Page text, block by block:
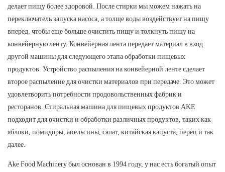
делает пищу более здоровой. После стирки мы можем нажать на
переключатель запуска насоса, а толще воды воздействует на пищу
вперед, чтобы еще больше очистить пищу и толкнуть пищу на
конвейерную ленту. Конвейерная лента передает материал в вход
другой машины для следующего этапа обработки пищевых
продуктов. Устройство распыления на конвейерной ленте сделает
второе распыление для очистки материалов при передаче. Это может
удовлетворить потребности продовольственных фабрик и
ресторанов. Стиральная машина для пищевых продуктов AKE
подходит для очистки и обработки различных продуктов, таких как
яблоки, помидоры, апельсины, салат, китайская капуста, перец и так
далее.
Ake Food Machinery был основан в 1994 году, у нас есть богатый опыт